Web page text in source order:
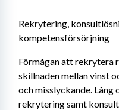
Rekrytering,
kompetensförsörjning
Förmågan att rekrytera
skillnaden mellan vinst
och misslyckande. Lång
rekrytering samt